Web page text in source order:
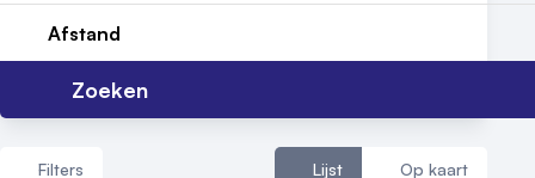
Afstand
Zoeken
Filters Lijst Op kaart